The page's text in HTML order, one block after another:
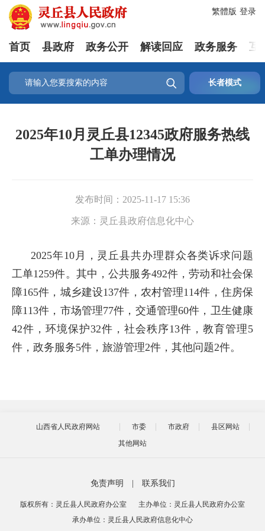
登录
繁體版
首页 县政府 政务公开 解读回应 政务服务 互
 长者模式
2025年10月灵丘县12345政府服务热线
工单办理情况
发布时间： 2025-11-17 15:36
来源： 灵丘县政府信息化中心
2025年10月，灵丘县共办理群众各类诉求问题
工单1259件。其中，公共服务492件，劳动和社会保
障165件，城乡建设137件，农村管理114件，住房保
障113件，市场管理77件，交通管理60件，卫生健康
42件，环境保护32件，社会秩序13件，教育管理5
件，政务服务5件，旅游管理2件，其他问题2件。
山西省人民政府网站 市委 市政府
县区网站
其他网站
免责声明 联系我们
版权所有：灵丘县人民政府办公室
主办单位：灵丘县人民政府办公室
承办单位：灵丘县人民政府信息化中心